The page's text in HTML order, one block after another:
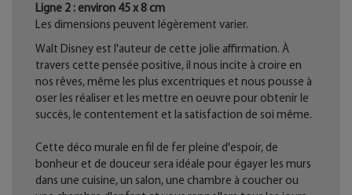
Ligne 2 : environ 45 x 8 cm
Les dimensions peuvent légèrement varier.
Walt Disney est l'auteur de cette jolie affirmation. À
travers cette pensée positive, il nous incite à croire en
nos rêves, même les plus excentriques et nous pousse à
oser les réaliser et les mettre en oeuvre pour obtenir le
succès, le contentement et la satisfaction de soi même.
Cette déco murale en fil de fer pleine d'espoir, de
bonheur et de douceur sera idéale pour égayer les murs
dans une cuisine, un salon, une chambre à coucher ou